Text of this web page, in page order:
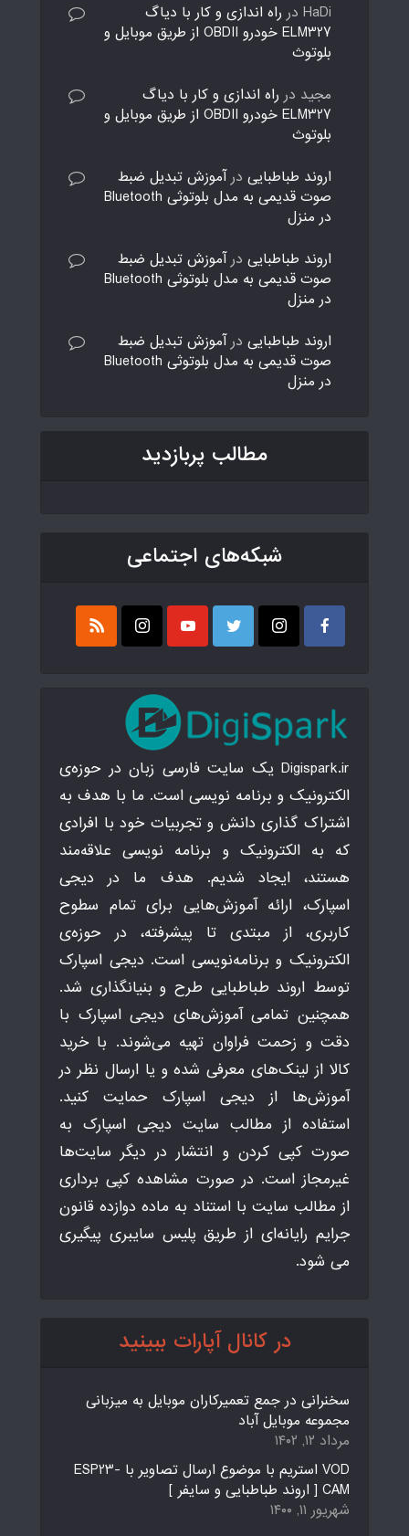
HaDi در راه اندازی و کار با دیاگ
ELM327 خودرو OBDII از طریق موبایل و
بلوتوث
مجید در راه اندازی و کار با دیاگ
ELM327 خودرو OBDII از طریق موبایل و
بلوتوث
اروند طباطبایی درآموزش تبدیل ضبط
صوت قدیمی به مدل بلوتوثی Bluetooth
در منزل
اروند طباطبایی درآموزش تبدیل ضبط
صوت قدیمی به مدل بلوتوثی Bluetooth
در منزل
اروند طباطبایی درآموزش تبدیل ضبط
صوت قدیمی به مدل بلوتوثی Bluetooth
در منزل
مطالب پربازدید
شبکه‌های اجتماعی
Digispark.ir یک سایت فارسی زبان در حوزه‌ی
الکترونیک و برنامه نویسی است. ما با هدف به
اشتراک گذاری دانش و تجربیات خود با افرادی
که به الکترونیک و برنامه نویسی علاقه‌مند
هستند، ایجاد شدیم. هدف ما در دیجی
اسپارک، ارائه آموزش‌هایی برای تمام سطوح
کاربری، از مبتدی تا پیشرفته، در حوزه‌ی
الکترونیک و برنامه‌نویسی است. دیجی اسپارک
توسط اروند طباطبایی طرح و بنیانگذاری شد.
همچنین تمامی آموزش‌های دیجی اسپارک با
دقت و زحمت فراوان تهیه می‌شوند. با خرید
کالا از لینک‌های معرفی شده و یا ارسال نظر در
آموزش‌ها از دیجی اسپارک حمایت کنید.
استفاده از مطالب سایت دیجی اسپارک به
صورت کپی کردن و انتشار در دیگر سایت‌ها
غیرمجاز است. در صورت مشاهده کپی برداری
از مطالب سایت با استناد به ماده دوازده قانون
جرایم رایانه‌ای از طریق پلیس سایبری پیگیری
می شود.
در کانال آپارات ببینید
سخنرانی در جمع تعمیرکاران موبایل به میزبانی
مجموعه موبایل آباد
مرداد ۱۲, ۱۴۰۲
VOD استریم با موضوع ارسال تصاویر با ESP23-
CAM [ اروند طباطبایی و سایفر ]
شهریور ۱۱, ۱۴۰۰